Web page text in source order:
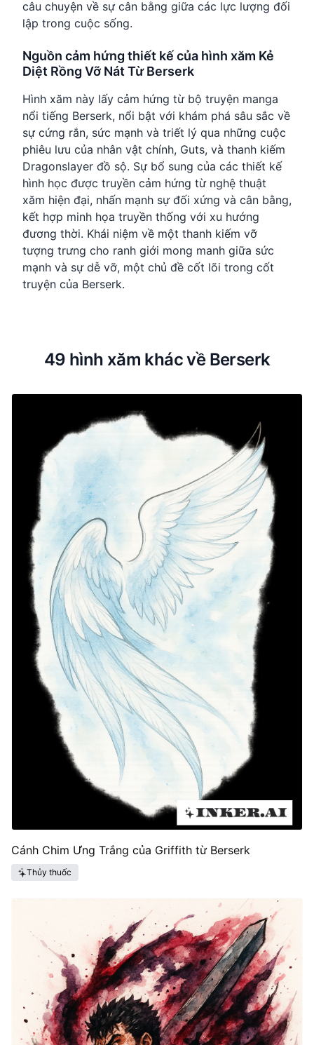
câu chuyện về sự cân bằng giữa các lực lượng đối
lập trong cuộc sống.
Nguồn cảm hứng thiết kế của hình xăm Kẻ
Diệt Rồng Vỡ Nát Từ Berserk
Hình xăm này lấy cảm hứng từ bộ truyện manga
nổi tiếng Berserk, nổi bật với khám phá sâu sắc về
sự cứng rắn, sức mạnh và triết lý qua những cuộc
phiêu lưu của nhân vật chính, Guts, và thanh kiếm
Dragonslayer đồ sộ. Sự bổ sung của các thiết kế
hình học được truyền cảm hứng từ nghệ thuật
xăm hiện đại, nhấn mạnh sự đối xứng và cân bằng,
kết hợp minh họa truyền thống với xu hướng
đương thời. Khái niệm về một thanh kiếm vỡ
tượng trưng cho ranh giới mong manh giữa sức
mạnh và sự dễ vỡ, một chủ đề cốt lõi trong cốt
truyện của Berserk.
49 hình xăm khác về Berserk
Cánh Chim Ưng Trắng của Griffith từ Berserk
Thủy thuốc